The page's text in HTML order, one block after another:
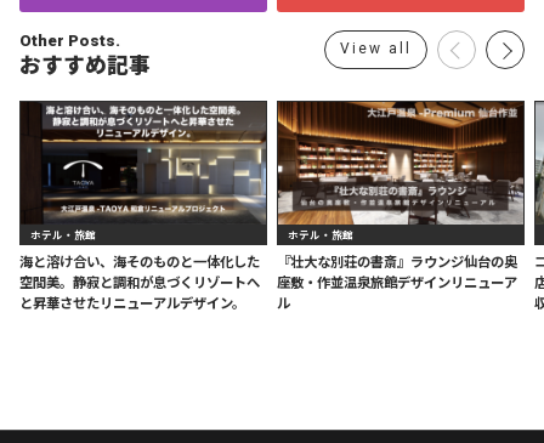
Other Posts.
おすすめ記事
ホテル・旅館
海と溶け合い、海そのものと一体化した
空間美。静寂と調和が息づくリゾートへ
と昇華させたリニューアルデザイン。
ホテル・旅館
『壮大な別荘の書斎』ラウンジ仙台の奥
座敷・作並温泉旅館デザインリニューア
ル
View all